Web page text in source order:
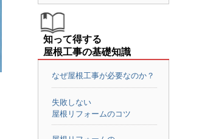
知って得する
屋根工事の基礎知識
なぜ屋根工事が必要なのか？
失敗しない
屋根リフォームのコツ